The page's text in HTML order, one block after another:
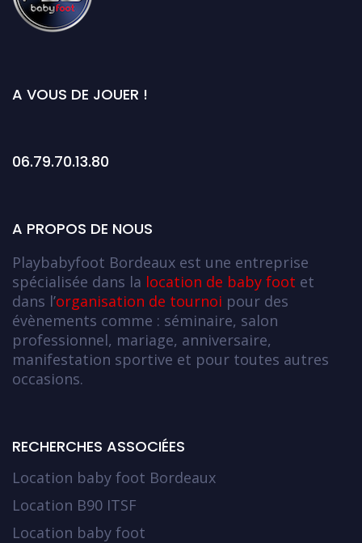
A VOUS DE JOUER !
06.79.70.13.80
A PROPOS DE NOUS
Playbabyfoot Bordeaux est une entreprise
spécialisée dans la location de baby foot et
dans l’organisation de tournoi pour des
évènements comme : séminaire, salon
professionnel, mariage, anniversaire,
manifestation sportive et pour toutes autres
occasions.
RECHERCHES ASSOCIÉES
Location baby foot Bordeaux
Location B90 ITSF
Location baby foot